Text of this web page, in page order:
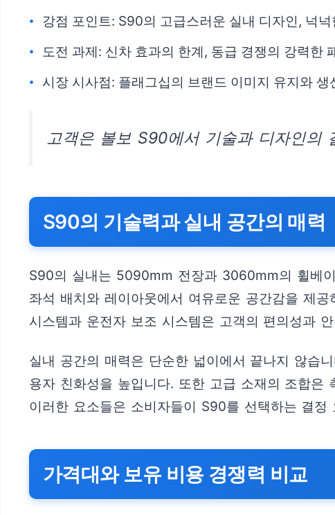
강점 포인트: S90의 고급스러운 실내 디자인, 넉
도전 과제: 신차 효과의 한계, 동급 경쟁의 강력한
시장 시사점: 플래그십의 브랜드 이미지 유지와
고객은 볼보 S90에서 기술과 디자인의
S90의 기술력과 실내 공간의 매력
S90의 실내는 5090mm 전장과 3060mm의 휠베
좌석 배치와 레이아웃에서 여유로운 공간감을 제
시스템과 운전자 보조 시스템은 고객의 편의성과
실내 공간의 매력은 단순한 넓이에서 끝나지 않습
용자 친화성을 높입니다. 또한 고급 소재의 조합은
이러한 요소들은 소비자들이 S90를 선택하는 결정
가격대와 보유 비용 경쟁력 비교